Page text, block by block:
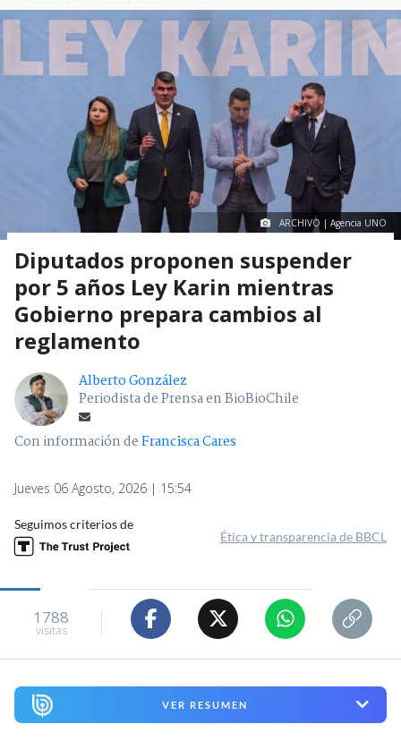
ARCHIVO | Agencia UNO
Diputados proponen suspender
por 5 años Ley Karin mientras
Gobierno prepara cambios al
reglamento
Alberto González
Periodista de Prensa en BioBioChile
Con información deFrancisca Cares
Jueves 06 Agosto, 2026 | 15:54
Seguimos criterios de
Ética y transparencia de BBCL
1788
visitas
VER RESUMEN